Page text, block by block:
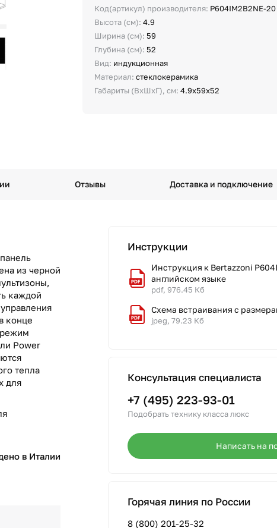
Код(артикул) производителя: P604IM2B2NE-20
Высота (см):4.9
Ширина (см): 59
Глубина (см): 52
Вид: индукционная
Материал:стеклокерамика
Габариты (ВхШхГ), см:4.9х59х52
Отзывы Доставка и подключение
из черной
каждой
конце
режим
Power
тепла
для
в Италии
Инструкции
Инструкция к Bertazzoni
английском языке
pdf, 976.45 Кб
Схема встраивания с
jpeg, 79.23 Кб
Консультация специалиста
+7 (495) 223-93-01
Подобрать технику класса люкс
Написать на
Горячая линия по России
8 (800) 201-25-32